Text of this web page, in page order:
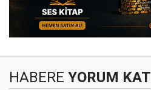
HABERE YORUM KAT